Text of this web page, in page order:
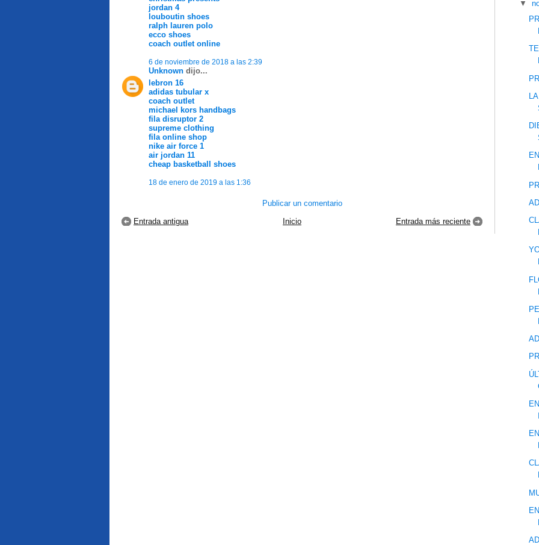
jordan 4
louboutin shoes
ralph lauren polo
ecco shoes
coach outlet online
6 de noviembre de 2018 a las 2:39
Unknown dijo...
lebron 16
adidas tubular x
coach outlet
michael kors handbags
fila disruptor 2
supreme clothing
fila online shop
nike air force 1
air jordan 11
cheap basketball shoes
18 de enero de 2019 a las 1:36
Publicar un comentario
Entrada más reciente
Entrada antigua Inicio
▼